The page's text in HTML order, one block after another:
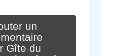
un
Gîte du